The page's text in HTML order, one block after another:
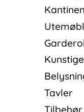
Tavler
Tilbehør